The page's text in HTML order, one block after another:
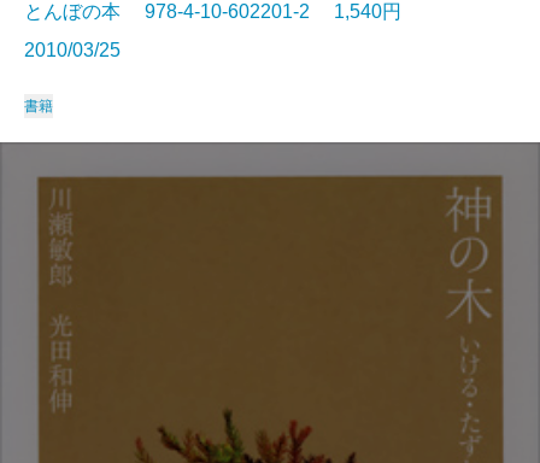
とんぼの本 978-4-10-602201-2 1,540円
2010/03/25
書籍